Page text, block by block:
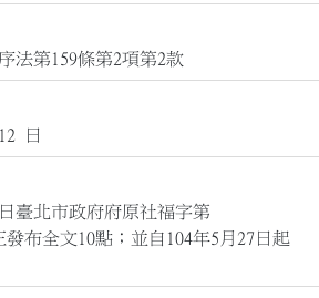
法第159條第2項第2款
日
臺北市政府府原社福字第
發布全文10點；並自104年5月27日起